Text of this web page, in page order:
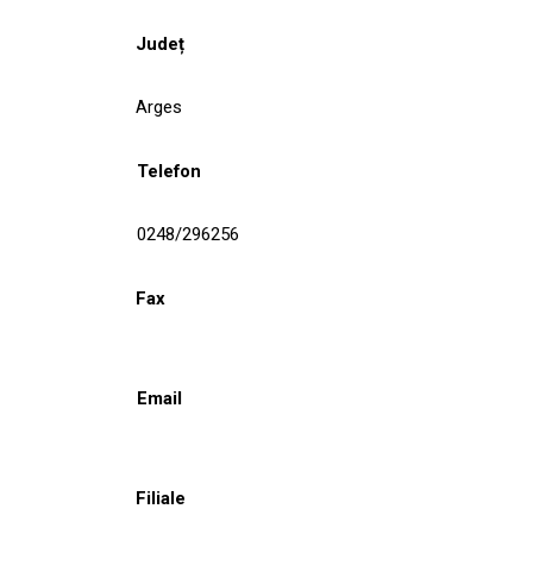
Județ
Arges
Telefon
0248/296256
Fax
Email
Filiale